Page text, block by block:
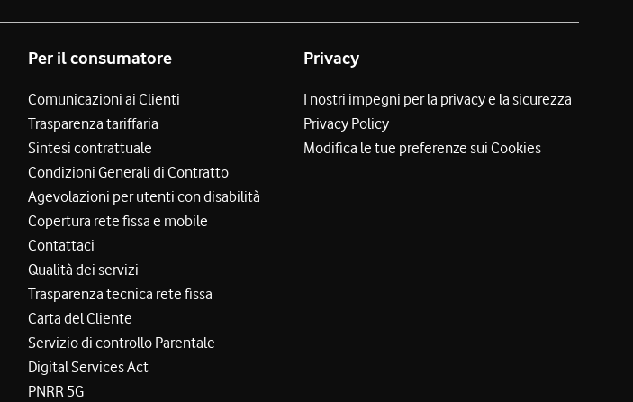
Per il consumatore
Comunicazioni ai Clienti
Trasparenza tariffaria
Sintesi contrattuale
Condizioni Generali di Contratto
Agevolazioni per utenti con disabilità
Copertura rete fissa e mobile
Contattaci
Qualità dei servizi
Trasparenza tecnica rete fissa
Carta del Cliente
Servizio di controllo Parentale
Digital Services Act
PNRR 5G
Privacy
I nostri impegni per la privacy e la sicurezza
Privacy Policy
Modifica le tue preferenze sui Cookies